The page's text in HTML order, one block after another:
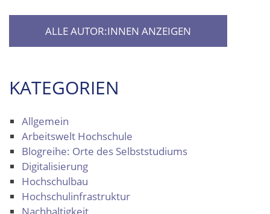
ALLE AUTOR:INNEN ANZEIGEN
KATEGORIEN
Allgemein
Arbeitswelt Hochschule
Blogreihe: Orte des Selbststudiums
Digitalisierung
Hochschulbau
Hochschulinfrastruktur